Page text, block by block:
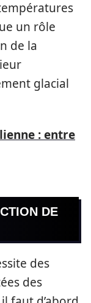
un rôle
de la
glacial
: entre
DE
des
des